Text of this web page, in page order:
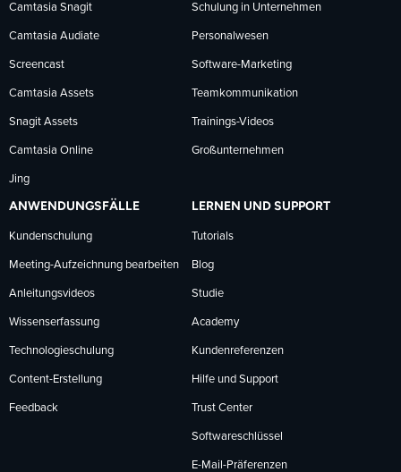
folgenfolgen
Camtasia Snagit
Camtasia Audiate
Screencast
Camtasia Assets
Snagit Assets
Camtasia Online
Jing
Schulung in Unternehmen
Personalwesen
Software-Marketing
Teamkommunikation
Trainings-Videos
Großunternehmen
ANWENDUNGSFÄLLE
Kundenschulung
Meeting-Aufzeichnung bearbeiten
Anleitungsvideos
Wissenserfassung
Technologieschulung
Content-Erstellung
Feedback
LERNEN UND SUPPORT
Tutorials
Blog
Studie
Academy
Kundenreferenzen
Hilfe und Support
Trust Center
Softwareschlüssel
E-Mail-Präferenzen